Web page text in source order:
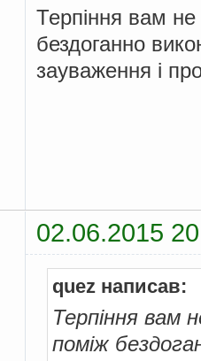
Терпіння вам
бездоганно
зауваження і
02.06.2015
quez написав:
Терпіння вам
поміж